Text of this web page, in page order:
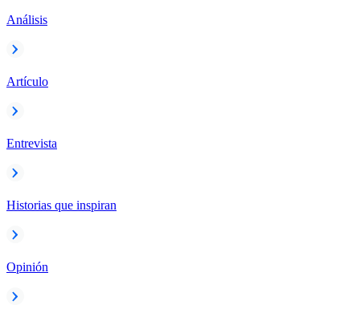
Análisis
Artículo
Entrevista
Historias que inspiran
Opinión